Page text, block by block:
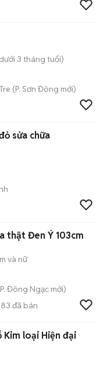
3 tháng tuổi)
(P. Sơn Đông mới)
sửa chữa
thật Đen Ý 103cm
và nữ
P. Đông Ngạc mới)
đã bán
Kim loại Hiện đại